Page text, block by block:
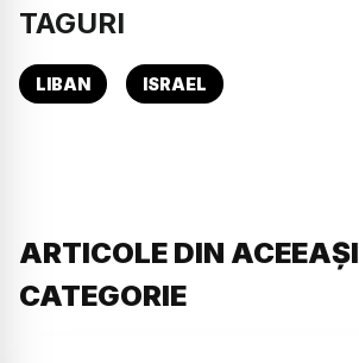
TAGURI
LIBAN ISRAEL
ARTICOLE DIN ACEEAȘI
CATEGORIE